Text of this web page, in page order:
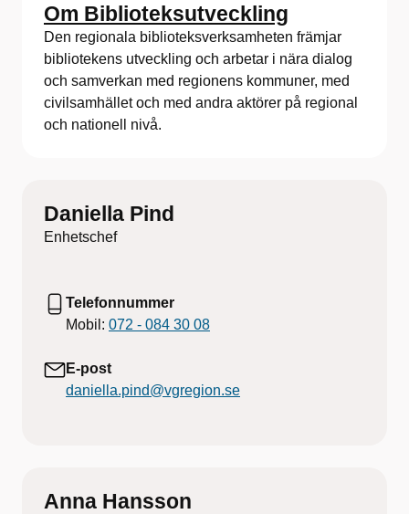
Om Biblioteksutveckling
Den regionala biblioteksverksamheten främjar
bibliotekens utveckling och arbetar i nära dialog
och samverkan med regionens kommuner, med
civilsamhället och med andra aktörer på regional
och nationell nivå.
Daniella Pind
Enhetschef
Telefonnummer
Mobil: 072 - 084 30 08
E-post
daniella.pind@vgregion.se
Anna Hansson